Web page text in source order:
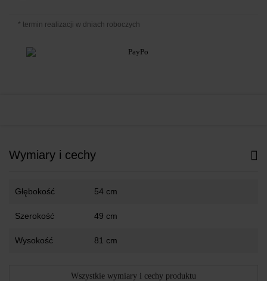
* termin realizacji w dniach roboczych
Wymiary i cechy
Głębokość 54 cm
Szerokość 49 cm
Wysokość 81 cm
Wszystkie wymiary i cechy produktu